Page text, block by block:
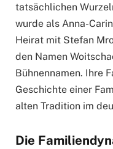
tatsächlichen
wurde als Anna-
Heirat mit Stefan
den Namen
Bühnennamen. Ihre
Geschichte einer
alten Tradition im
Die